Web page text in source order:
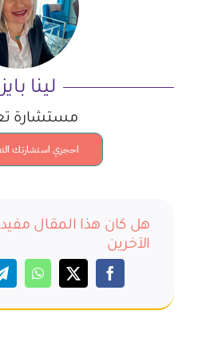
لينا
مستشارة
احجزي استشارتك
هل كان هذا المقال
الآخرين